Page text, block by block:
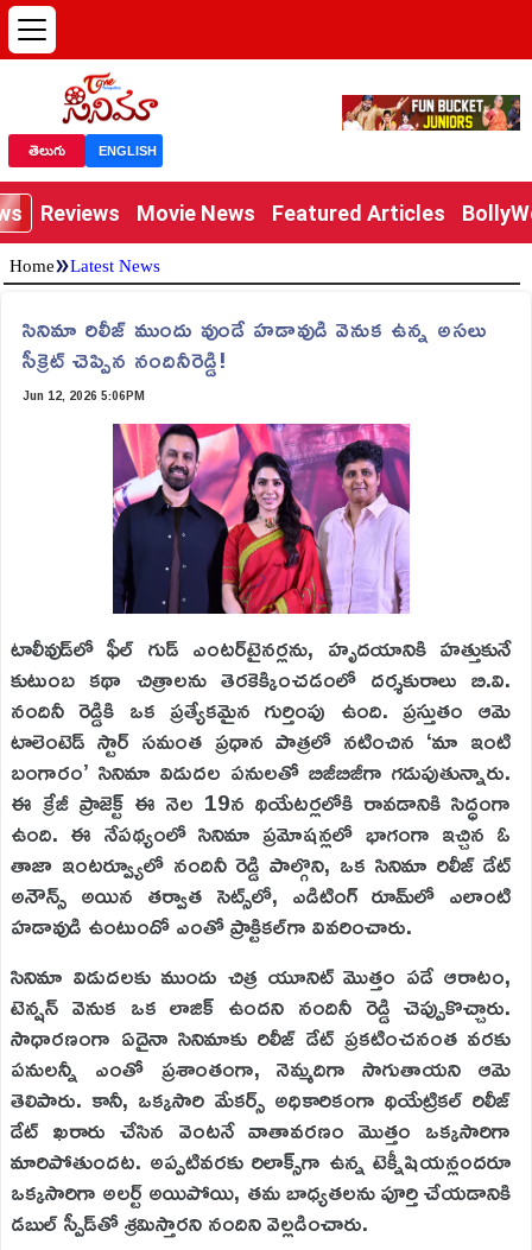
తెలుగు ENGLISH
Reviews Movie News Featured Articles
Home»Latest News
సినిమా రిలీజ్ ముందు వుండే హడావుడి వెనుక ఉన్న అసలు
సీక్రెట్ చెప్పిన నందినీరెడ్డి!
Jun 12, 2026 5:06PM
టాలీవుడ్‌లో ఫీల్ గుడ్ ఎంటర్‌టైనర్లను, హృదయానికి హత్తుకునే
కుటుంబ కథా చిత్రాలను తెరకెక్కించడంలో దర్శకురాలు బి.వి.
నందినీ రెడ్డికి ఒక ప్రత్యేకమైన గుర్తింపు ఉంది. ప్రస్తుతం ఆమె
టాలెంటెడ్ స్టార్ సమంత ప్రధాన పాత్రలో నటించిన ‘మా ఇంటి
బంగారం’ సినిమా విడుదల పనులతో బిజీబిజీగా గడుపుతున్నారు.
ఈ క్రేజీ ప్రాజెక్ట్ ఈ నెల 19న థియేటర్లలోకి రావడానికి సిద్ధంగా
ఉంది. ఈ నేపథ్యంలో సినిమా ప్రమోషన్లలో భాగంగా ఇచ్చిన ఓ
తాజా ఇంటర్వ్యూలో నందినీ రెడ్డి పాల్గొని, ఒక సినిమా రిలీజ్ డేట్
అనౌన్స్ అయిన తర్వాత సెట్స్‌లో, ఎడిటింగ్ రూమ్‌లో ఎలాంటి
హడావుడి ఉంటుందో ఎంతో ప్రాక్టికల్‌గా వివరించారు.
సినిమా విడుదలకు ముందు చిత్ర యూనిట్ మొత్తం పడే ఆరాటం,
టెన్షన్ వెనుక ఒక లాజిక్ ఉందని నందినీ రెడ్డి చెప్పుకొచ్చారు.
సాధారణంగా ఏదైనా సినిమాకు రిలీజ్ డేట్ ప్రకటించనంత వరకు
పనులన్నీ ఎంతో ప్రశాంతంగా, నెమ్మదిగా సాగుతాయని ఆమె
తెలిపారు. కానీ, ఒక్కసారి మేకర్స్ అధికారికంగా థియేట్రికల్ రిలీజ్
డేట్ ఖరారు చేసిన వెంటనే వాతావరణం మొత్తం ఒక్కసారిగా
మారిపోతుందట. అప్పటివరకు రిలాక్స్‌గా ఉన్న టెక్నీషియన్లందరూ
ఒక్కసారిగా అలర్ట్ అయిపోయి, తమ బాధ్యతలను పూర్తి చేయడానికి
డబుల్ స్పీడ్‌తో శ్రమిస్తారని నందిని వెల్లడించారు.